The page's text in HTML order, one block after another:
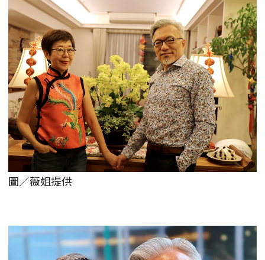
圖／薇姐提供